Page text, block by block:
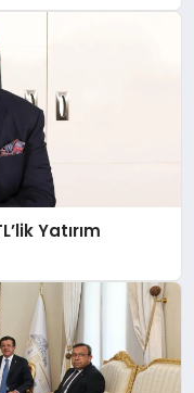
Yatırım